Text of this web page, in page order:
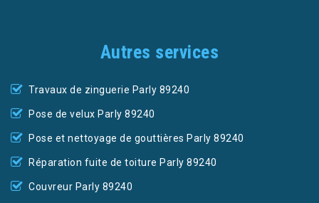
Autres services
Travaux de zinguerie Parly 89240
Pose de velux Parly 89240
Pose et nettoyage de gouttières Parly 89240
Réparation fuite de toiture Parly 89240
Couvreur Parly 89240